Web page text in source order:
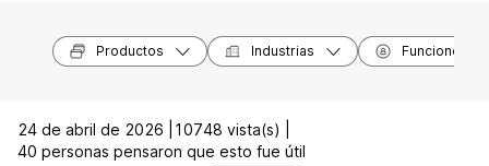
Productos Industrias Funciones
24 de abril de 2026 |
10748 vista(s) |
40 personas pensaron que esto fue útil